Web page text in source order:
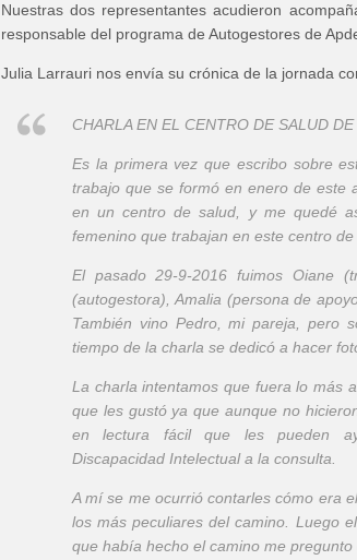
Nuestras dos representantes acudieron
responsable del programa de Autogestores de
Julia Larrauri nos envía su crónica de la jornada
CHARLA EN EL CENTRO DE SALUD
Es la primera vez que escribo sobre
trabajo que se formó en enero de este
en un centro de salud, y me quedé
femenino que trabajan en este centro de
El pasado 29-9-2016 fuimos Oiane
(autogestora), Amalia (persona de
También vino Pedro, mi pareja, pero
tiempo de la charla se dedicó a hacer
La charla intentamos que fuera lo más
que les gustó ya que aunque no
en lectura fácil que les pueden
Discapacidad Intelectual a la consulta.
A mí se me ocurrió contarles cómo era
los más peculiares del camino. Luego
que había hecho el camino me